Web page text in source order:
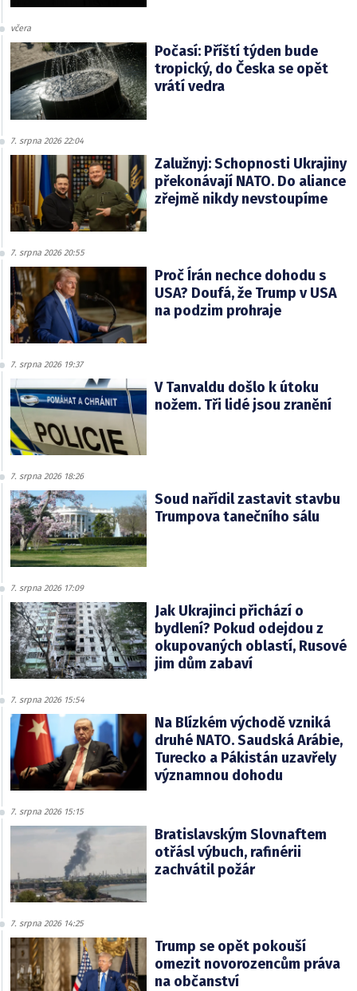
včera
Počasí: Příští týden bude
tropický, do Česka se opět
vrátí vedra
7. srpna 2026 22:04
Zalužnyj: Schopnosti Ukrajiny
překonávají NATO. Do aliance
zřejmě nikdy nevstoupíme
7. srpna 2026 20:55
Proč Írán nechce dohodu s
USA? Doufá, že Trump v USA
na podzim prohraje
7. srpna 2026 19:37
V Tanvaldu došlo k útoku
nožem. Tři lidé jsou zranění
7. srpna 2026 18:26
Soud nařídil zastavit stavbu
Trumpova tanečního sálu
7. srpna 2026 17:09
Jak Ukrajinci přichází o
bydlení? Pokud odejdou z
okupovaných oblastí, Rusové
jim dům zabaví
7. srpna 2026 15:54
Na Blízkém východě vzniká
druhé NATO. Saudská Arábie,
Turecko a Pákistán uzavřely
významnou dohodu
7. srpna 2026 15:15
Bratislavským Slovnaftem
otřásl výbuch, rafinérii
zachvátil požár
7. srpna 2026 14:25
Trump se opět pokouší
omezit novorozencům práva
na občanství